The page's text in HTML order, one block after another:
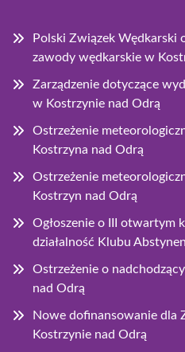
Polski Związek Wędkarski
zawody wędkarskie w
Zarządzenie dotyczące
w Kostrzynie nad Odrą
Ostrzeżenie
Kostrzyna nad Odrą
Ostrzeżenie
Kostrzyn nad Odrą
Ogłoszenie o III otwartym
działalność Klubu
Ostrzeżenie o
nad Odrą
Nowe dofinansowanie dla
Kostrzynie nad Odrą